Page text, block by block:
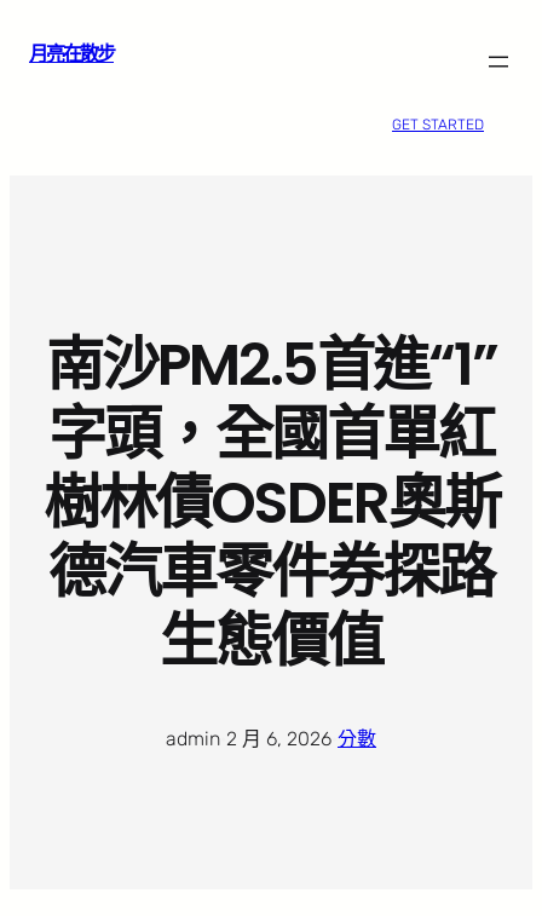
月亮在散步
GET STARTED
南沙PM2.5首進“1”
字頭，全國首單紅
樹林債OSDER奧斯
德汽車零件券探路
生態價值
admin 2 月 6, 2026 分數